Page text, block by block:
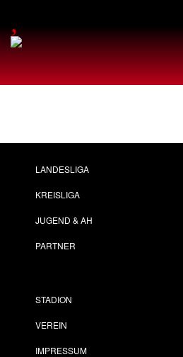
,
LANDESLIGA
KREISLIGA
JUGEND & AH
PARTNER
STADION
VEREIN
IMPRESSUM